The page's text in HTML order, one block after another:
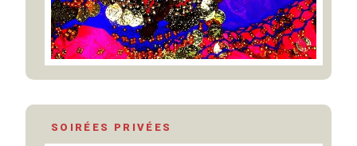
SOIRÉES PRIVÉES